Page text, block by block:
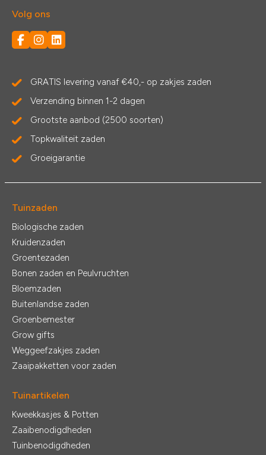
Volg ons
GRATIS levering vanaf €40,- op zakjes zaden
Verzending binnen 1-2 dagen
Grootste aanbod (2500 soorten)
Topkwaliteit zaden
Groeigarantie
Tuinzaden
Biologische zaden
Kruidenzaden
Groentezaden
Bonen zaden en Peulvruchten
Bloemzaden
Buitenlandse zaden
Groenbemester
Grow gifts
Weggeefzakjes zaden
Zaaipakketten voor zaden
Tuinartikelen
Kweekkasjes & Potten
Zaaibenodigdheden
Tuinbenodigdheden